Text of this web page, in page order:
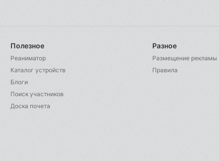
Полезное
Реаниматор
Каталог устройств
Блоги
Поиск участников
Доска почета
Разное
Размещение рекламы
Правила